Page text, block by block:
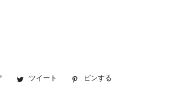
Facebookツイート
Twitter ピンする